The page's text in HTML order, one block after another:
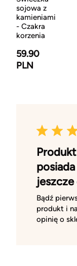
sojowa z
kamieniami
- Czakra
korzenia
59.90
PLN
posiada
Bądź
produkt i
opinię o